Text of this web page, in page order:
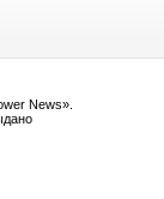
News».